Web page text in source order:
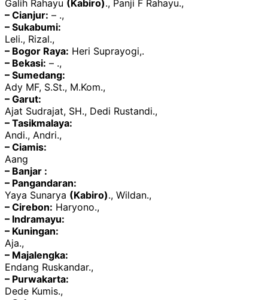
Galih Rahayu (Kabiro)., Panji F Rahayu.,
– Cianjur: – .,
– Sukabumi:
Leli., Rizal.,
– Bogor Raya: Heri Suprayogi,.
– Bekasi: – .,
– Sumedang:
Ady MF, S.St., M.Kom.,
– Garut:
Ajat Sudrajat, SH., Dedi Rustandi.,
– Tasikmalaya:
Andi., Andri.,
– Ciamis:
Aang
– Banjar :
– Pangandaran:
Yaya Sunarya (Kabiro)., Wildan.,
– Cirebon: Haryono.,
– Indramayu:
– Kuningan:
Aja.,
– Majalengka:
Endang Ruskandar.,
– Purwakarta:
Dede Kumis.,